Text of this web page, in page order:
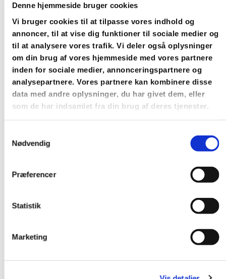
Denne hjemmeside bruger cookies
Vi bruger cookies til at tilpasse vores indhold og
annoncer, til at vise dig funktioner til sociale medier og
til at analysere vores trafik. Vi deler også oplysninger
om din brug af vores hjemmeside med vores partnere
inden for sociale medier, annonceringspartnere og
analysepartnere. Vores partnere kan kombinere disse
data med andre oplysninger, du har givet dem, eller
som de har indsamlet fra din brug af deres tjenester.
Nødvendig
Præferencer
Statistik
Marketing
Du vil måske også kunne